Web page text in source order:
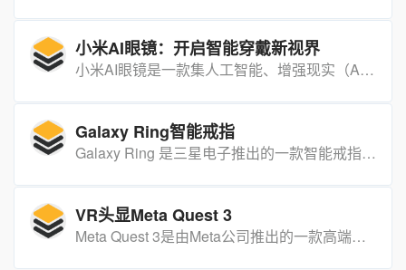
小米AI眼镜：开启智能穿戴新视界
小米AI眼镜是一款集人工智能、增强现实（AR）和音频技术于一体的智能穿戴设备，旨在通过创新的交互方式提升用户的日常生活和工作效率。
Galaxy Ring智能戒指
Galaxy Ring 是三星电子推出的一款智能戒指，具备健康监测功能，旨在通过 AI 技术为用户带来个性化的健康和睡眠建议。
VR头显Meta Quest 3
Meta Quest 3是由Meta公司推出的一款高端虚拟现实（VR）头显设备，旨在为用户带来前所未有的沉浸式体验。它作为Quest系列的第三代产品，相比前代Quest 2在硬件性能、视觉体验、舒适度等方面均有了显著提升。